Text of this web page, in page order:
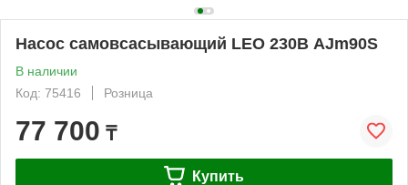
Насос самовсасывающий LEO 230В AJm90S
В наличии
Код: 75416
Розница
77 700 ₸
Купить